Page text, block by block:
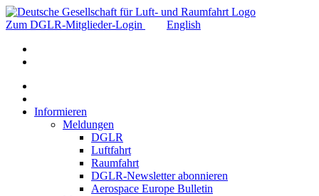
Zum DGLR-Mitglieder-Login English
Informieren
Meldungen
DGLR
Luftfahrt
Raumfahrt
DGLR-Newsletter abonnieren
Aerospace Europe Bulletin